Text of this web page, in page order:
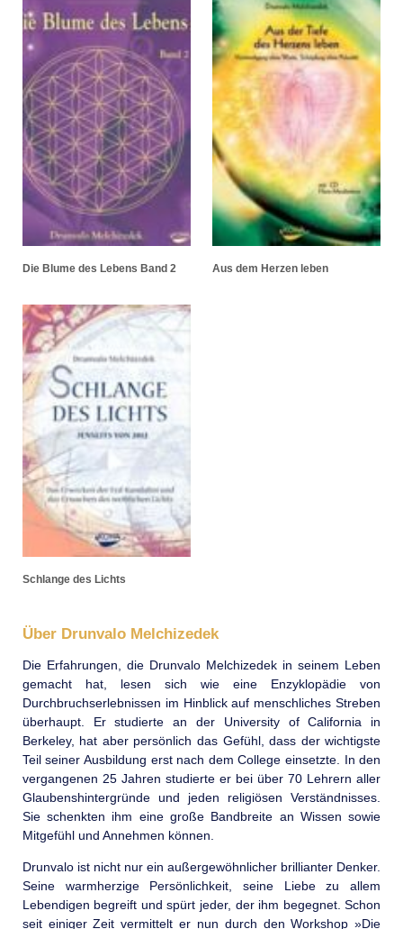
Die Blume des Lebens Band 2 Aus dem Herzen leben
Schlange des Lichts
Über Drunvalo Melchizedek
Die Erfahrungen, die Drunvalo Melchi­zedek in seinem Leben
gemacht hat, lesen sich wie eine Enzyklopädie von
Durchbruchs­erlebnissen im Hinblick auf menschliches Streben
überhaupt. Er studierte an der University of California in
Berkeley, hat aber persönlich das Gefühl, dass der wichtigste
Teil seiner Ausbildung erst nach dem College einsetzte. In den
vergangenen 25 Jahren studierte er bei über 70 Lehrern aller
Glaubens­hintergründe und jeden religiösen Verständnisses.
Sie schenkten ihm eine große Bandbreite an Wissen sowie
Mitgefühl und Annehmen können.
Drunvalo ist nicht nur ein außerge­wöhnlicher brillianter Denker.
Seine warm­herzige Persönlich­keit, seine Liebe zu allem
Lebendigen begreift und spürt jeder, der ihm begegnet. Schon
seit einiger Zeit vermittelt er nun durch den Workshop »Die